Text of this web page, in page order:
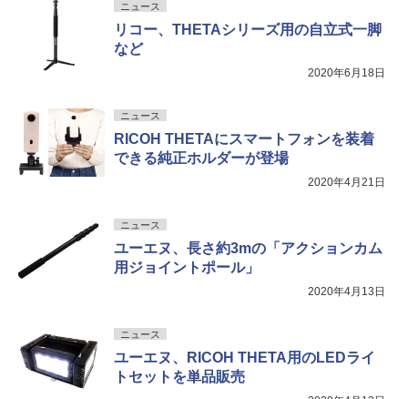
ニュース
リコー、THETAシリーズ用の自立式一脚
など
2020年6月18日
ニュース
RICOH THETAにスマートフォンを装着
できる純正ホルダーが登場
2020年4月21日
ニュース
ユーエヌ、長さ約3mの「アクションカム
用ジョイントポール」
2020年4月13日
ニュース
ユーエヌ、RICOH THETA用のLEDライ
トセットを単品販売